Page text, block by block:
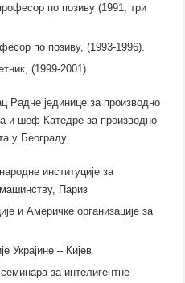
по позиву (1991, три
по позиву, (1993-1996).
(1999-2001).
Радне јединице за производно
и шеф Катедре за производно
у Београду.
институције за
Париз
и Америчке организације за
Украјине – Кијев
за интелигентне